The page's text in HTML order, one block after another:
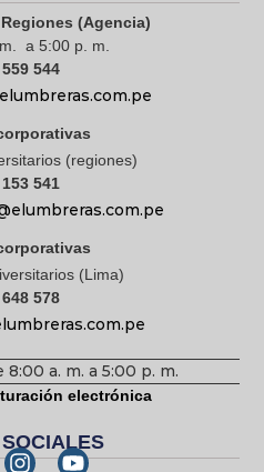
(Agencia)
a 5:00 p. m.
544
(regiones)
541
(Lima)
578
a. m. a 5:00 p. m.
electrónica